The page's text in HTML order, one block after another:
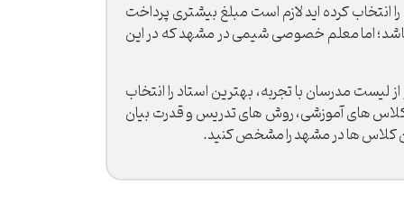
کرده اید لازم است مبلغ بیشتری پرداخت
اما معلم خصوصی شیمی در مشهد که در این
مدرسان با تجربه، بهترین استاد را انتخاب
های آموزشی، روش های تدریس و قدرت بیان
کلاس ها در مشهد را مشخص کنید.